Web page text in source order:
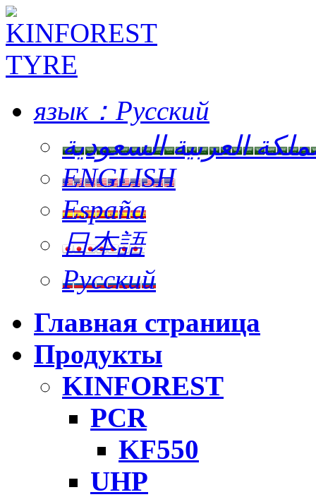
язык： Русский
العربية السعودية
ENGLISH
España
日本語
Русский
Главная страница
Продукты
KINFOREST
PCR
KF550
UHP